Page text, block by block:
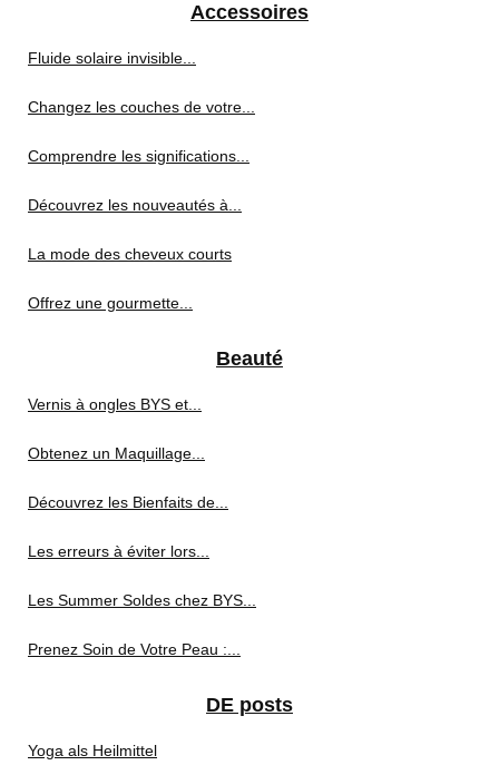
Accessoires
Fluide solaire invisible...
Changez les couches de votre...
Comprendre les significations...
Découvrez les nouveautés à...
La mode des cheveux courts
Offrez une gourmette...
Beauté
Vernis à ongles BYS et...
Obtenez un Maquillage...
Découvrez les Bienfaits de...
Les erreurs à éviter lors...
Les Summer Soldes chez BYS...
Prenez Soin de Votre Peau :...
DE posts
Yoga als Heilmittel